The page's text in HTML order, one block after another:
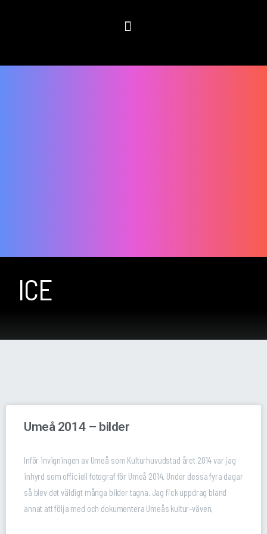
ICE
Umeå 2014 – bilder
Inför invigningen av Umeå som Kulturhuvudstad året 2014 var jag
inhyrd som officiell fotograf för Umeå 2014. Under dessa fyra dagar
så blev det väldigt många bilder tagna. Jag fick uppdrag bland
annat att följa med och dokumentera Umeås kultur-väven,